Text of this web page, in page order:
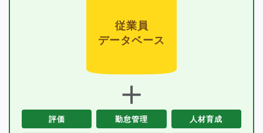
従業員
データベース
＋
評価 勤怠管理 人材育成